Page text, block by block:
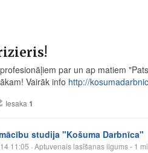
par un ap matiem
Vairāk info http://
Iesaka 1
studija "Košuma Darbnīca"
11:05 · Aptuvenais lasīšanas ilgums - 1